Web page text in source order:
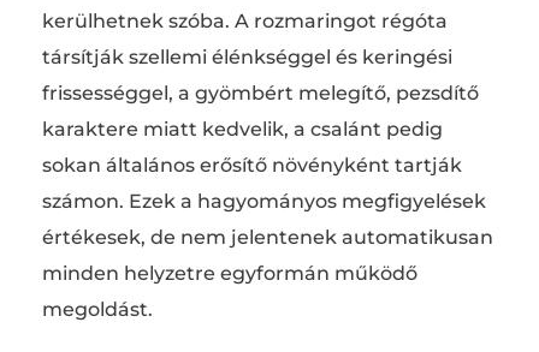
kerülhetnek szóba. A rozmaringot régóta
társítják szellemi élénkséggel és keringési
frissességgel, a gyömbért melegítő, pezsdítő
karaktere miatt kedvelik, a csalánt pedig
sokan általános erősítő növényként tartják
számon. Ezek a hagyományos megfigyelések
értékesek, de nem jelentenek automatikusan
minden helyzetre egyformán működő
megoldást.